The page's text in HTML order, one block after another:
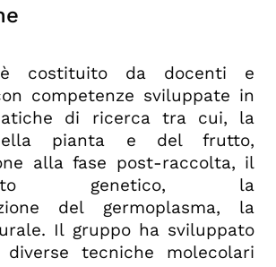
costituito da docenti e
competenze sviluppate in
di ricerca tra cui, la
pianta e del frutto,
alla fase post-raccolta, il
genetico, la
del germoplasma, la
Il gruppo ha sviluppato
tecniche molecolari